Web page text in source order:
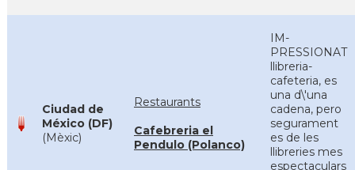
Ciudad de
México (DF)
(Mèxic)
Restaurants
Cafebreria el
Pendulo (Polanco)
IM-
PRESSIONAT
llibreria-
cafeteria, es
una d\'una
cadena, pero
segurament
es de les
llibreries mes
espectaculars